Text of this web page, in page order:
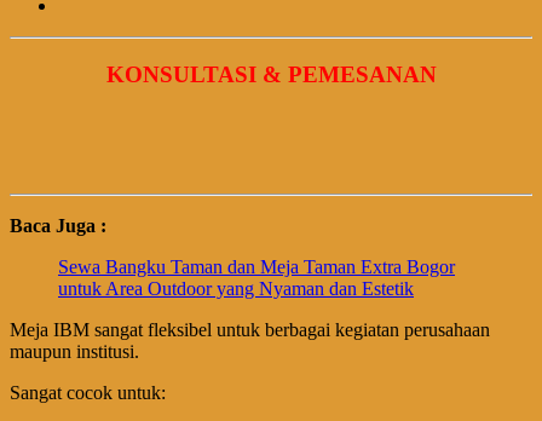
KONSULTASI & PEMESANAN
Baca Juga :
Sewa Bangku Taman dan Meja Taman Extra Bogor
untuk Area Outdoor yang Nyaman dan Estetik
Meja IBM sangat fleksibel untuk berbagai kegiatan perusahaan
maupun institusi.
Sangat cocok untuk: